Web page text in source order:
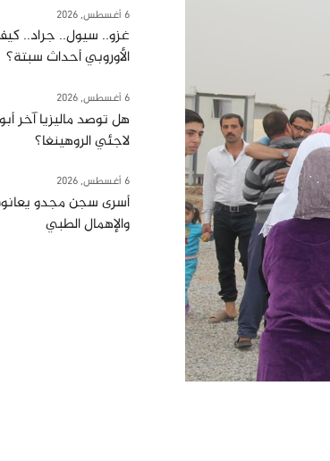
6 أغسطس, 2026
غزو.. سيول.. جراد..
الأوروبي أحداث سبتة؟
6 أغسطس, 2026
هل توصد ماليزيا آخر
لاجئي الروهينغا؟
6 أغسطس, 2026
أسرى سجن مجدو
والإهمال الطبي